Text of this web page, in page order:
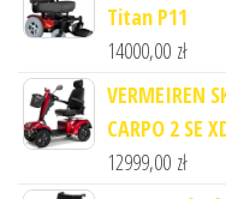
Titan P11
14000,00 zł
VERMEIREN
CARPO 2 SE
12999,00 zł